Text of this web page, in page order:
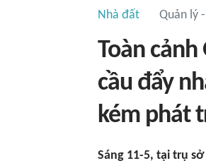
Nhà đất Quản lý
Toàn cảnh
cầu đẩy
kém phát
Sáng 11-5, tại trụ